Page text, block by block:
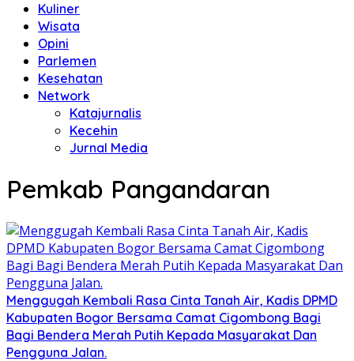
Kuliner
Wisata
Opini
Parlemen
Kesehatan
Network
Katajurnalis
Kecehin
Jurnal Media
Pemkab Pangandaran
Menggugah Kembali Rasa Cinta Tanah Air, Kadis DPMD
Kabupaten Bogor Bersama Camat Cigombong Bagi
Bagi Bendera Merah Putih Kepada Masyarakat Dan
Pengguna Jalan.